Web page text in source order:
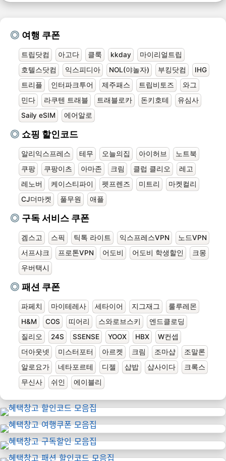
여행 쿠폰
트립닷컴 아고다 클룩 kkday
마이리얼트립
호텔스닷컴
익스피디아 NOL(야놀자) 부킹닷컴
IHG
트리플
인터파크투어 제주패스 트립비토즈
와그
민다
라쿠텐 트래블 트래블로카 돈키호테
유심사
Saily eSIM
에어알로
쇼핑 할인코드
알리익스프레스 테무 오늘의집 아이허브
노트북
쿠팡
쿠팡이츠 아마존 크림 클럽 클리오
레고
레노버
케이스티파이 펫프렌즈 미트리
마켓컬리
CJ더마켓
풀무원 애플
구독 서비스 쿠폰
겜스고 스픽 틱톡 라이트 익스프레스VPN
노드VPN
서프샤크
프로톤VPN 어도비 어도비 학생할인
크몽
우버택시
패션 쿠폰
파페치 마이테레사 세타이어 지그재그
룰루레몬
H&M
COS 띠어리 스와로브스키
엔드클로딩
질리오
24S SSENSE YOOX HBX
W컨셉
더아웃넷
미스터포터 아르켓 크림 조마샵
조말론
알로요가
네타포르테 디젤 샵밥 샵사이다
크록스
무신사
쉬인 에이블리